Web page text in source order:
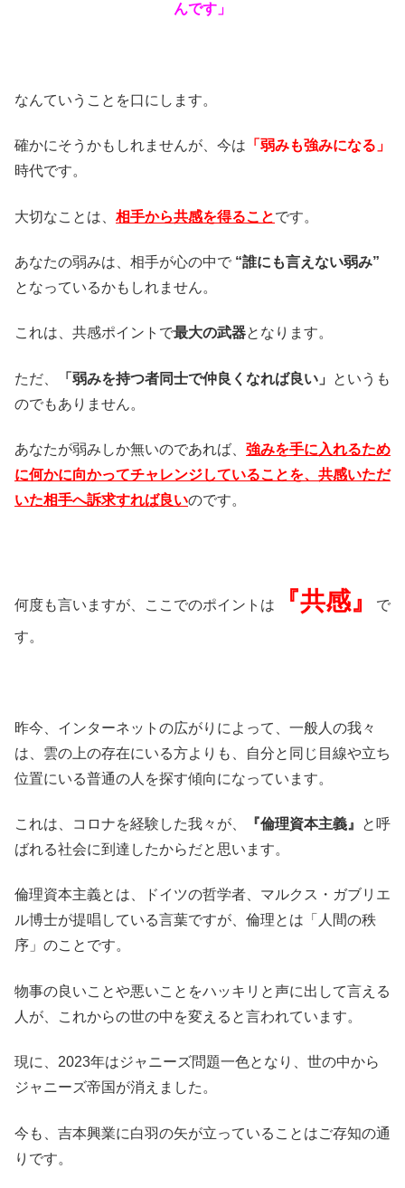
んです」
なんていうことを口にします。
確かにそうかもしれませんが、今は 「弱みも強みになる」
時代です。
大切なことは、 相手から共感を得ることです。
あなたの弱みは、相手が心の中で “誰にも言えない弱み”
となっているかもしれません。
これは、共感ポイントで最大の武器となります。
ただ、 「弱みを持つ者同士で仲良くなれば良い」
というも
のでもありません。
あなたが弱みしか無いのであれば、 強みを手に入れるため
に何かに向かってチャレンジしていることを、共感いただ
いた相手へ訴求すれば良いのです。
何度も言いますが、ここでのポイントは 『共感』 で
す。
昨今、インターネットの広がりによって、一般人の我々
は、雲の上の存在にいる方よりも、自分と同じ目線や立ち
位置にいる普通の人を探す傾向になっています。
これは、コロナを経験した我々が、 『倫理資本主義』
と呼
ばれる社会に到達したからだと思います。
倫理資本主義とは、ドイツの哲学者、マルクス・ガブリエ
ル博士が提唱している言葉ですが、倫理とは「人間の秩
序」のことです。
物事の良いことや悪いことをハッキリと声に出して言える
人が、これからの世の中を変えると言われています。
現に、2023年はジャニーズ問題一色となり、世の中から
ジャニーズ帝国が消えました。
今も、吉本興業に白羽の矢が立っていることはご存知の通
りです。